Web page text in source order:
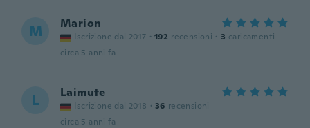
M Marion
Iscrizione dal 2017 · 192 recensioni · 3 caricamenti
circa 5 anni fa
L Laimute
Iscrizione dal 2018 · 36 recensioni
circa 5 anni fa